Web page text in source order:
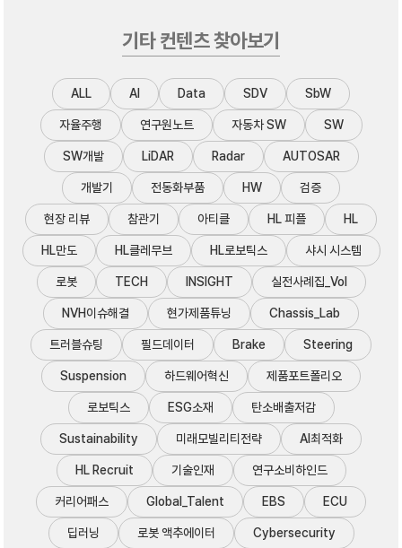
기타 컨텐츠 찾아보기
ALL AI Data SDV SbW
자율주행 연구원노트 자동차 SW SW
SW개발 LiDAR Radar AUTOSAR
개발기 전동화부품 HW 검증
현장 리뷰 참관기 아티클 HL 피플 HL
HL만도 HL클레무브 HL로보틱스 샤시 시스템
로봇 TECH INSIGHT 실전사례집_Vol
NVH이슈해결 현가제품튜닝 Chassis_Lab
트러블슈팅 필드데이터 Brake Steering
Suspension 하드웨어혁신 제품포트폴리오
로보틱스 ESG소재 탄소배출저감
Sustainability 미래모빌리티전략 AI최적화
HL Recruit 기술인재 연구소비하인드
커리어패스 Global_Talent EBS ECU
딥러닝 로봇 액추에이터 Cybersecurity